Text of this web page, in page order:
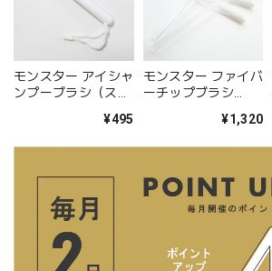
モンスター アイシャ
ンプーブラシ（スタ
¥495
モンスター ファイバ
ーチップブラシ
¥1,320